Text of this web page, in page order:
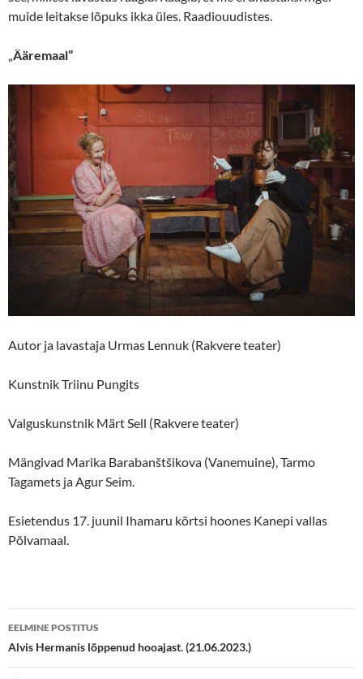
muide leitakse lõpuks ikka üles. Raadiouudistes.
„Ääremaal”
Autor ja lavastaja Urmas Lennuk (Rakvere teater)
Kunstnik Triinu Pungits
Valguskunstnik Märt Sell (Rakvere teater)
Mängivad Marika Barabanštšikova (Vanemuine), Tarmo
Tagamets ja Agur Seim.
Esietendus 17. juunil Ihamaru kõrtsi hoones Kanepi vallas
Põlvamaal.
Postituste
töölaud
EELMINE POSTITUS
Alvis Hermanis lõppenud hooajast. (21.06.2023.)